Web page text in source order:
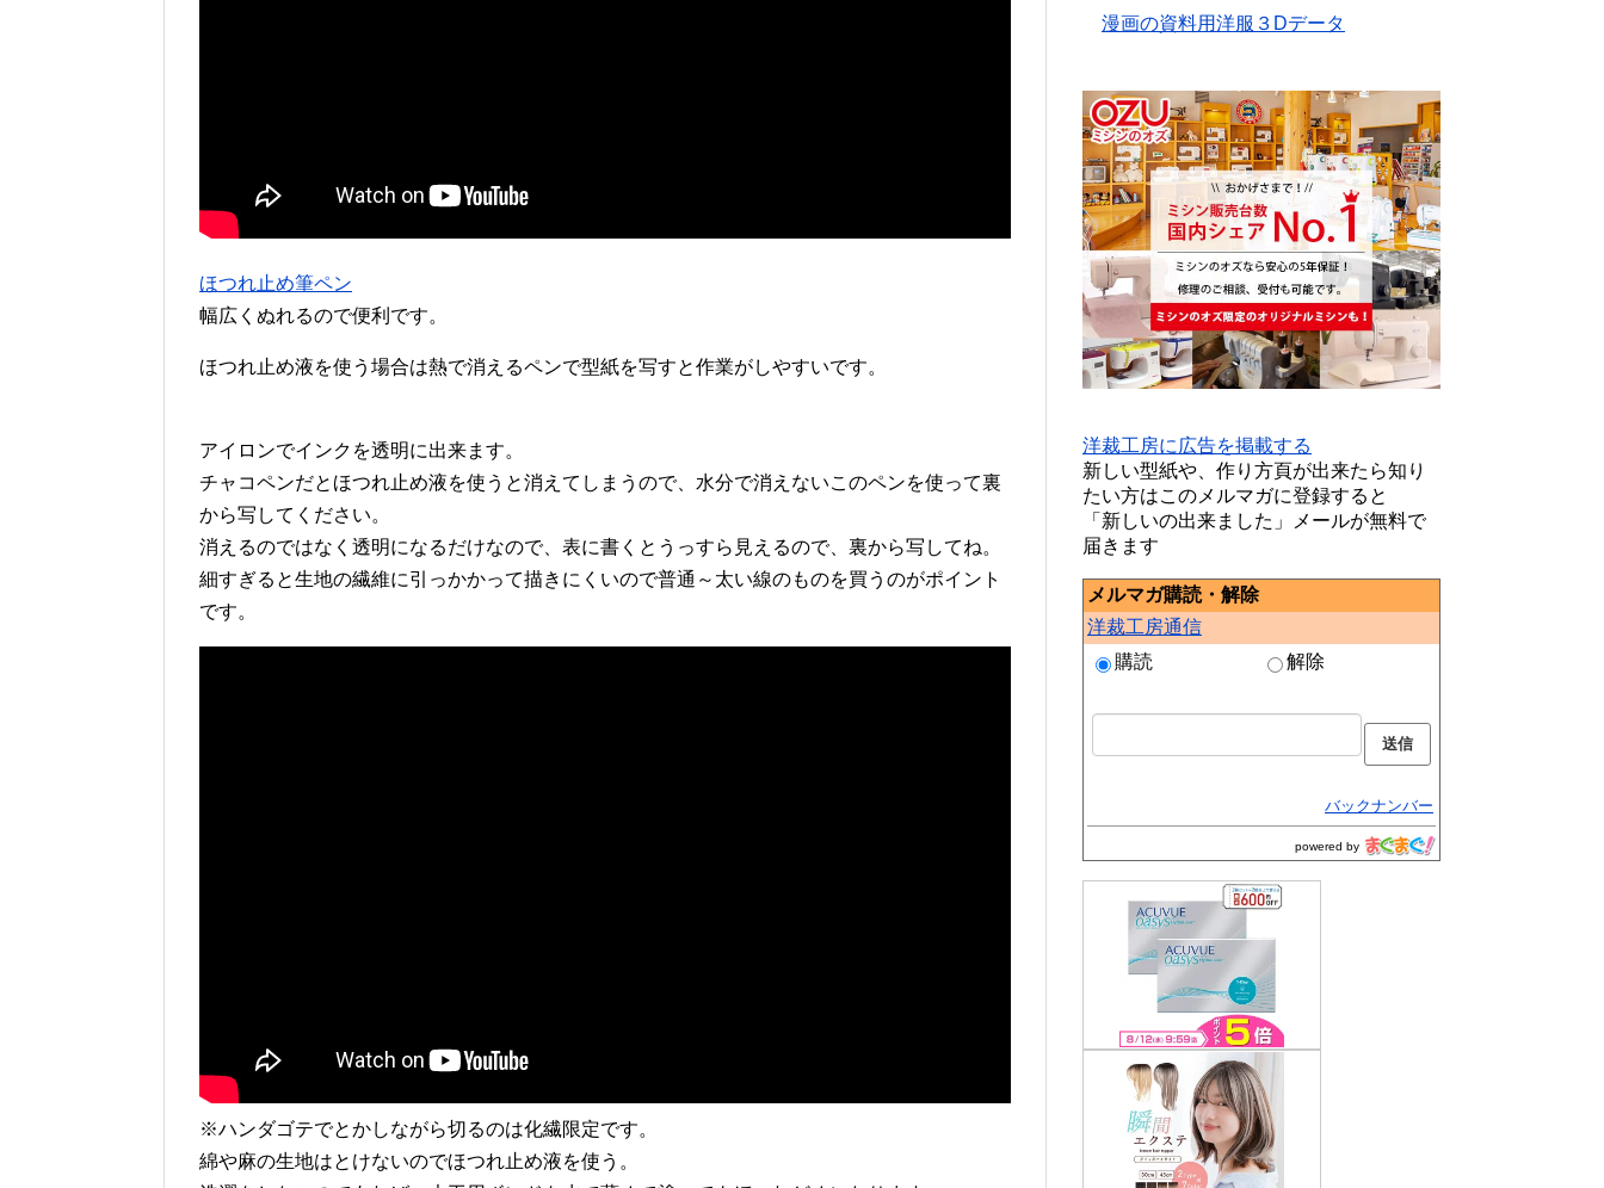
ほつれ止め筆ペン
幅広くぬれるので便利です。
ほつれ止め液を使う場合は熱で消えるペンで型紙を写すと作業がしやすいです。
アイロンでインクを透明に出来ます。
チャコペンだとほつれ止め液を使うと消えてしまうので、水分で消えないこのペンを使って裏
から写してください。
消えるのではなく透明になるだけなので、表に書くとうっすら見えるので、裏から写してね。
細すぎると生地の繊維に引っかかって描きにくいので普通～太い線のものを買うのがポイント
です。
※ハンダゴテでとかしながら切るのは化繊限定です。
綿や麻の生地はとけないのでほつれ止め液を使う。
漫画の資料用洋服３Dデータ
洋裁工房に広告を掲載する
新しい型紙や、作り方頁が出来たら知り
たい方はこのメルマガに登録すると
「新しいの出来ました」メールが無料で
届きます
メルマガ購読・解除
洋裁工房通信
購読
解除
バックナンバー
powered by